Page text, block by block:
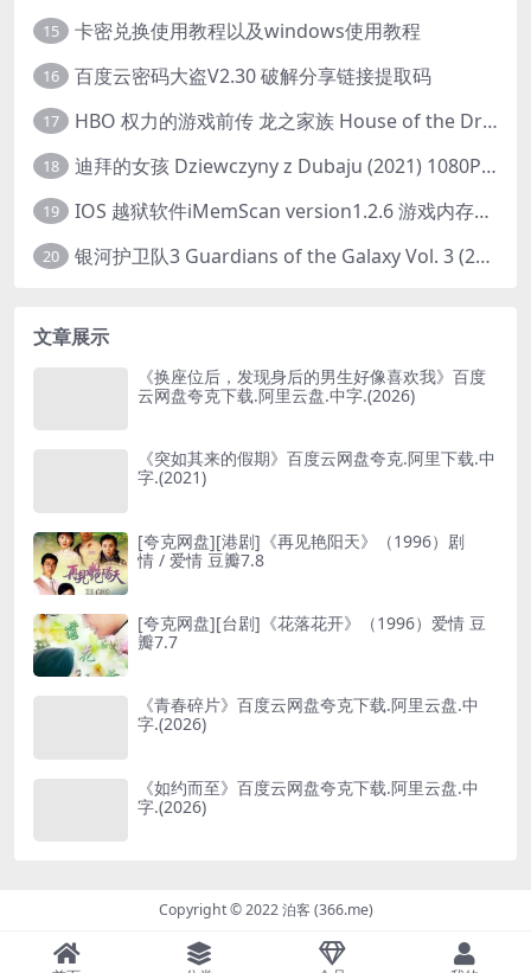
15 卡密兑换使用教程以及windows使用教程
16 百度云密码大盗V2.30 破解分享链接提取码
17 HBO 权力的游戏前传 龙之家族 House of the Dragon (2022) 中字 1080P 更新4集
18 迪拜的女孩 Dziewczyny z Dubaju (2021) 1080P 中字
19 IOS 越狱软件iMemScan version1.2.6 游戏内存修改器
20 银河护卫队3 Guardians of the Galaxy Vol. 3 (2023)4K高清资源1080p只分享精品
文章展示
《换座位后，发现身后的男生好像喜欢我》百度
云网盘夸克下载.阿里云盘.中字.(2026)
《突如其来的假期》百度云网盘夸克.阿里下载.中
字.(2021)
[夸克网盘][港剧]《再见艳阳天》（1996）剧
情 / 爱情 豆瓣7.8
[夸克网盘][台剧]《花落花开》（1996）爱情 豆
瓣7.7
《青春碎片》百度云网盘夸克下载.阿里云盘.中
字.(2026)
《如约而至》百度云网盘夸克下载.阿里云盘.中
字.(2026)
Copyright © 2022 泊客 (366.me)